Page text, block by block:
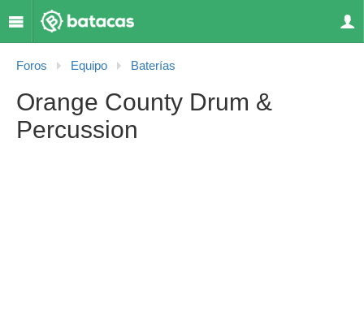
Foros Equipo Baterías
Orange County Drum &
Percussion